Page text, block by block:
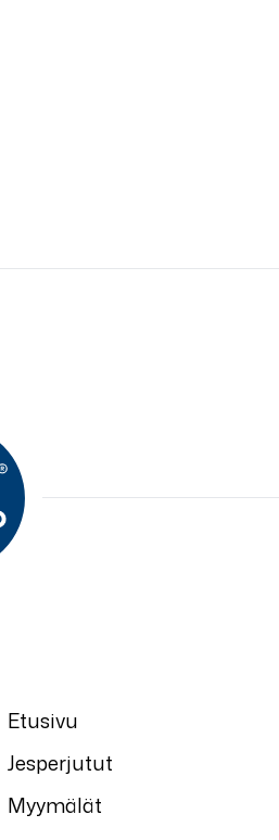
Etusivu
Jesperjutut
Myymälät